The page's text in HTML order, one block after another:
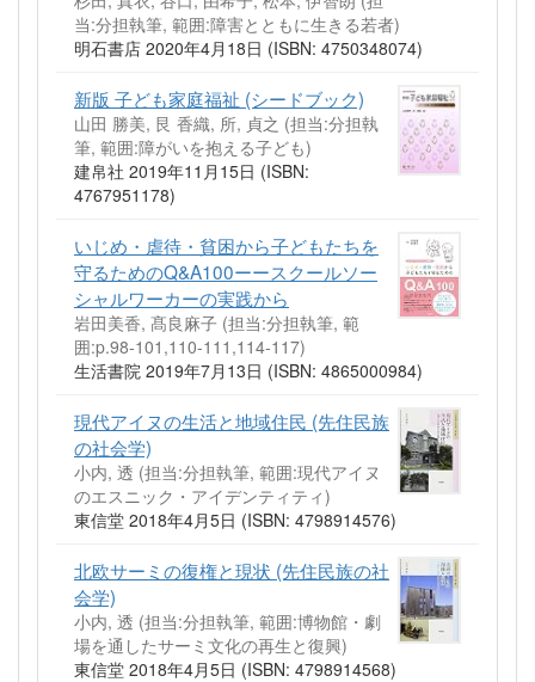
当:分担執筆, 範囲:障害とともに生きる若者)
明石書店 2020年4月18日 (ISBN: 4750348074)
新版 子ども家庭福祉 (シードブック)
山田 勝美, 艮 香織, 所, 貞之 (担当:分担執
筆, 範囲:障がいを抱える子ども)
建帛社 2019年11月15日 (ISBN:
4767951178)
いじめ・虐待・貧困から子どもたちを
守るためのQ&A100ーースクールソー
シャルワーカーの実践から
岩田美香, 髙良麻子 (担当:分担執筆, 範
囲:p.98-101,110-111,114-117)
生活書院 2019年7月13日 (ISBN: 4865000984)
現代アイヌの生活と地域住民 (先住民族
の社会学)
小内, 透 (担当:分担執筆, 範囲:現代アイヌ
のエスニック・アイデンティティ)
東信堂 2018年4月5日 (ISBN: 4798914576)
北欧サーミの復権と現状 (先住民族の社
会学)
小内, 透 (担当:分担執筆, 範囲:博物館・劇
場を通したサーミ文化の再生と復興)
東信堂 2018年4月5日 (ISBN: 4798914568)